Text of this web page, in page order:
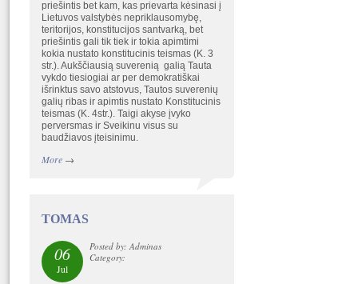
priešintis bet kam, kas prievarta kėsinasi į
Lietuvos valstybės nepriklausomybę,
teritorijos, konstitucijos santvarką, bet
priešintis gali tik tiek ir tokia apimtimi
kokia nustato konstitucinis teismas (K. 3
str.). Aukščiausią suverenią galią Tauta
vykdo tiesiogiai ar per demokratiškai
išrinktus savo atstovus, Tautos suverenių
galių ribas ir apimtis nustato Konstitucinis
teismas (K. 4str.). Taigi akyse įvyko
perversmas ir Sveikinu visus su
baudžiavos įteisinimu.
More→
TOMAS
06
Jul
Posted by: Adminas
Category: